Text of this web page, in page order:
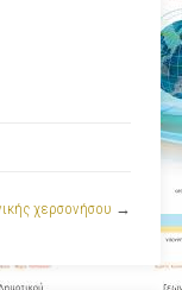
χερσονήσου →